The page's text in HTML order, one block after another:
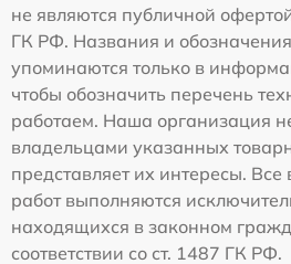
не являются публичной
ГК РФ. Названия и
упоминаются только в
чтобы обозначить перечень
работаем. Наша организация
владельцами указанных
представляет их интересы.
работ выполняются
находящихся в законном
соответствии со ст. 1487 ГК РФ.